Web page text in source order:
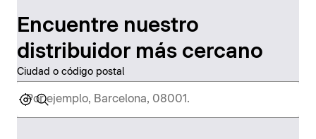
Encuentre nuestro
distribuidor más cercano
Ciudad o código postal